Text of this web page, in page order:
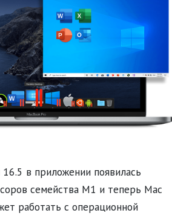
в приложении появилась
семейства M1 и теперь Mac
работать с операционной